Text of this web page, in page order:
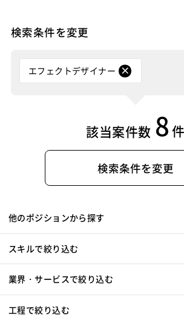
検索条件を変更
エフェクトデザイナー
該当案件数 8 件
検索条件を変更
他のポジションから探す
スキルで絞り込む
業界・サービスで絞り込む
工程で絞り込む